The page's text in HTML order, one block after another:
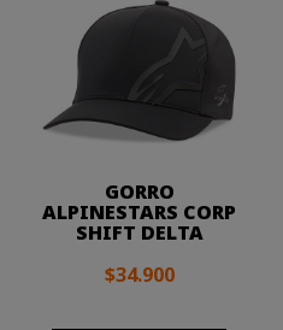
GORRO
ALPINESTARS CORP
SHIFT DELTA
$34.900